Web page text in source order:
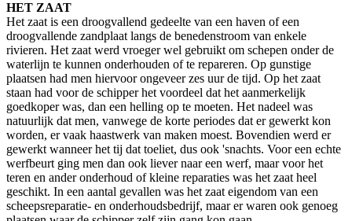
HET ZAAT
Het zaat is een droogvallend gedeelte van een haven of een
droogvallende zandplaat langs de benedenstroom van enkele
rivieren. Het zaat werd vroeger wel gebruikt om schepen onder de
waterlijn te kunnen onderhouden of te repareren. Op gunstige
plaatsen had men hiervoor ongeveer zes uur de tijd. Op het zaat
staan had voor de schipper het voordeel dat het aanmerkelijk
goedkoper was, dan een helling op te moeten. Het nadeel was
natuurlijk dat men, vanwege de korte periodes dat er gewerkt kon
worden, er vaak haastwerk van maken moest. Bovendien werd er
gewerkt wanneer het tij dat toeliet, dus ook 'snachts. Voor een echte
werfbeurt ging men dan ook liever naar een werf, maar voor het
teren en ander onderhoud of kleine reparaties was het zaat heel
geschikt. In een aantal gevallen was het zaat eigendom van een
scheepsreparatie- en onderhoudsbedrijf, maar er waren ook genoeg